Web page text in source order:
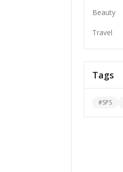
Beauty
Travel
Tags
#SPS